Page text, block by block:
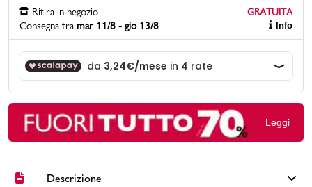
Gift card
Ritira in negozio
GRATUITA
Consegna tra mar 11/8 - gio 13/8 Info
Leggi
Descrizione